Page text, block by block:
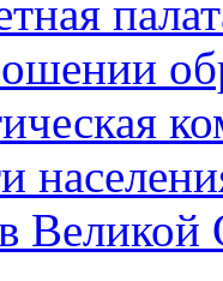
Великой